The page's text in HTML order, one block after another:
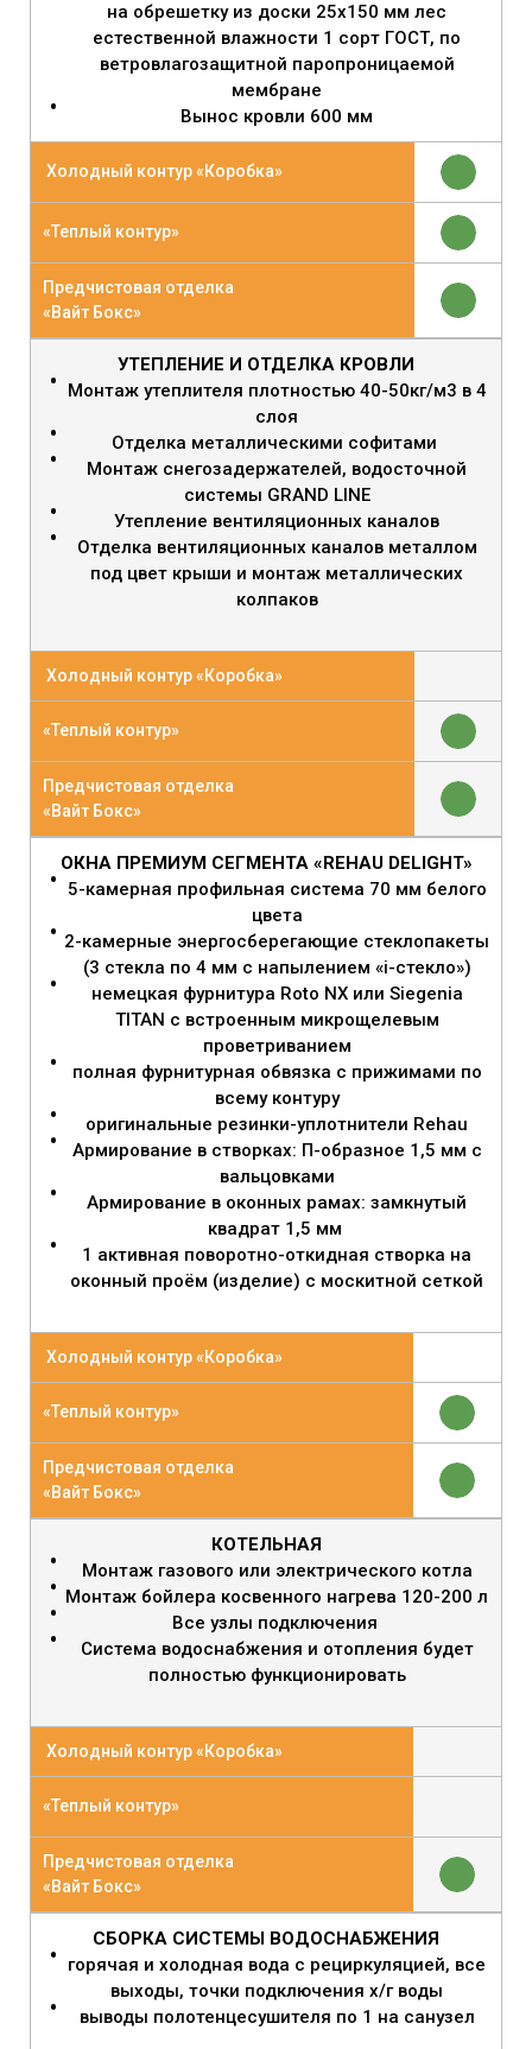
на обрешетку из доски 25х150 мм лес
естественной влажности 1 сорт ГОСТ, по
ветровлагозащитной паропроницаемой
мембране
Вынос кровли 600 мм
Холодный контур «Коробка»
«Теплый контур»
Предчистовая отделка
«Вайт Бокс»
УТЕПЛЕНИЕ И ОТДЕЛКА КРОВЛИ
Монтаж утеплителя плотностью 40-50кг/м3 в 4
слоя
Отделка металлическими софитами
Монтаж снегозадержателей, водосточной
системы GRAND LINE
Утепление вентиляционных каналов
Отделка вентиляционных каналов металлом
под цвет крыши и монтаж металлических
колпаков
Холодный контур «Коробка»
«Теплый контур»
Предчистовая отделка
«Вайт Бокс»
ОКНА ПРЕМИУМ СЕГМЕНТА «REHAU DELIGHT»
5-камерная профильная система 70 мм белого
цвета
2-камерные энергосберегающие стеклопакеты
(3 стекла по 4 мм с напылением «i-стекло»)
немецкая фурнитура Roto NX или Siegenia
TITAN с встроенным микрощелевым
проветриванием
полная фурнитурная обвязка с прижимами по
всему контуру
оригинальные резинки-уплотнители Rehau
Армирование в створках: П-образное 1,5 мм с
вальцовками
Армирование в оконных рамах: замкнутый
квадрат 1,5 мм
1 активная поворотно-откидная створка на
оконный проём (изделие) с москитной сеткой
Холодный контур «Коробка»
«Теплый контур»
Предчистовая отделка
«Вайт Бокс»
КОТЕЛЬНАЯ
Монтаж газового или электрического котла
Монтаж бойлера косвенного нагрева 120-200 л
Все узлы подключения
Система водоснабжения и отопления будет
полностью функционировать
Холодный контур «Коробка»
«Теплый контур»
Предчистовая отделка
«Вайт Бокс»
СБОРКА СИСТЕМЫ ВОДОСНАБЖЕНИЯ
горячая и холодная вода с рециркуляцией, все
выходы, точки подключения х/г воды
выводы полотенцесушителя по 1 на санузел